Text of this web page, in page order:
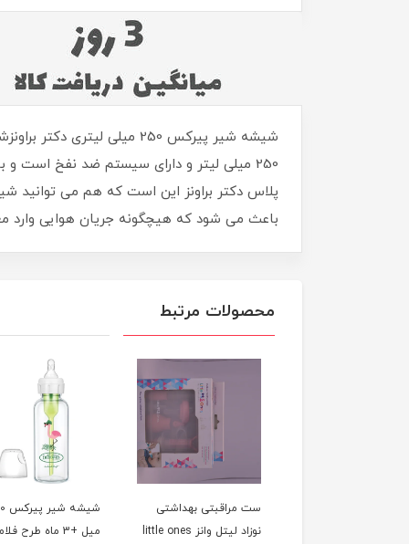
شیشه شیر پیرکس 250
250 میلی لیتر و دارای سیستم ضد نفخ
پلاس دکتر براونز این است که هم می
باعث می شود که هیچگونه جریان هوایی وارد
محصولات مرتبط
ست مراقبتی بهداشتی
نوزاد لیتل وانز little ones
میل +3 ماه طرح